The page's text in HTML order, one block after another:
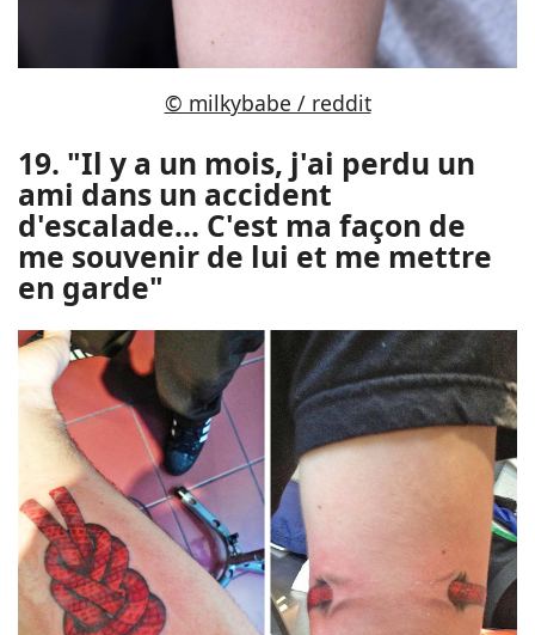
© milkybabe / reddit
19. "Il y a un mois, j'ai perdu un
ami dans un accident
d'escalade... C'est ma façon de
me souvenir de lui et me mettre
en garde"